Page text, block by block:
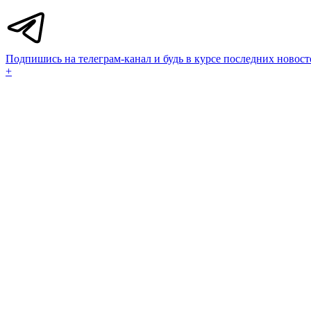
Подпишись на телеграм-канал и будь в курсе последних
+